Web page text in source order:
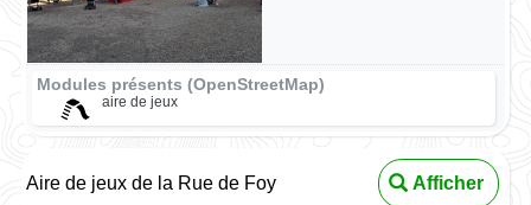
Modules présents (OpenStreetMap)
aire de jeux
Aire de jeux de la Rue de Foy Afficher